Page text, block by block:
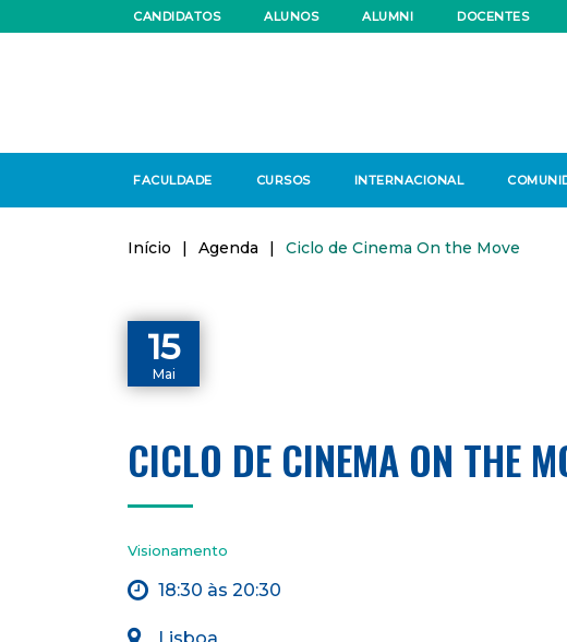
CANDIDATOS ALUNOS ALUMNI DOCENTES
FACULDADE CURSOS INTERNACIONAL
Início | Agenda | Ciclo de Cinema On the Move
15
Mai
CICLO DE CINEMA ON THE
Visionamento
18:30 às 20:30